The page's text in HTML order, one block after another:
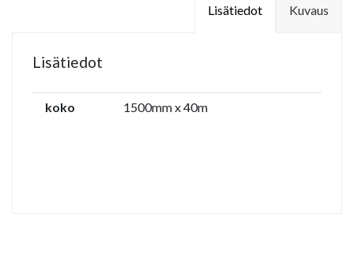
Kuvaus
Lisätiedot
Lisätiedot
koko 1500mm x 40m